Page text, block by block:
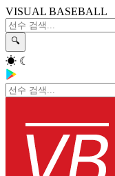
VISUAL BASEBALL
🔍
☀ ☾